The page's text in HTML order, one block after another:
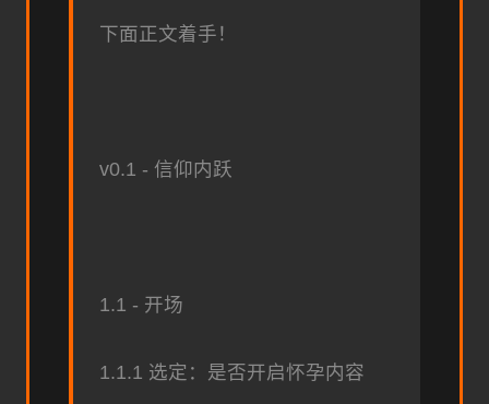
下面正文着手！
v0.1 - 信仰内跃
1.1 - 开场
1.1.1 选定：是否开启怀孕内容